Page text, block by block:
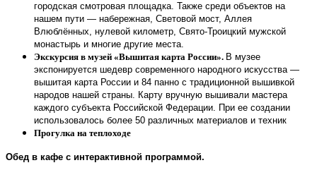
городская смотровая площадка. Также среди объектов на
нашем пути — набережная, Световой мост, Аллея
Влюблённых, нулевой километр, Свято-Троицкий мужской
монастырь и многие другие места.
Экскурсия в музей «Вышитая карта России». В музее
экспонируется шедевр современного народного искусства —
вышитая карта России и 84 панно с традиционной вышивкой
народов нашей страны. Карту вручную вышивали мастера
каждого субъекта Российской Федерации. При ее создании
использовалось более 50 различных материалов и техник
Прогулка на теплоходе
Обед в кафе с интерактивной программой.